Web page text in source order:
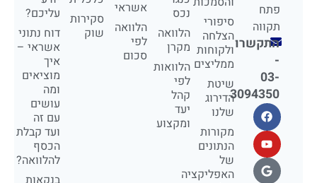
פתח
תקווה
התקשרו
-
03-
3094350
סיפורי
הצלחה
ולקוחות
ממליצים
שיטת
הדירוג
שלנו
מקורות
הנתונים
של
האפליקציה
נכס
הלוואה
מקרן
הלוואות
לפי
קהל
יעד
ומקצוע
אשראי
הלוואה
לפי
סכום
סקירות
שוק
עליכם?
דוח נתוני
אשראי –
איך
מוציאים
ומה
עושים
עם זה
ועד קבלת
הכסף
להלוואה?